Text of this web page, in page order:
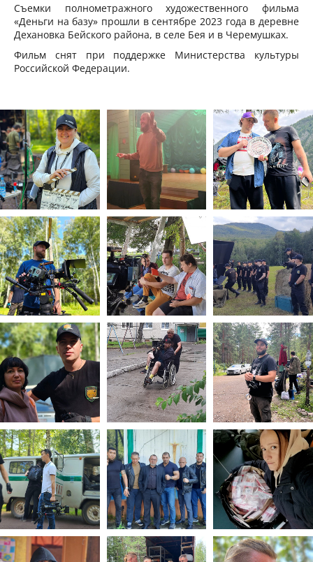
Съемки полнометражного художественного фильма
«Деньги на базу» прошли в сентябре 2023 года в деревне
Дехановка Бейского района, в селе Бея и в Черемушках.
Фильм снят при поддержке Министерства культуры
Российской Федерации.